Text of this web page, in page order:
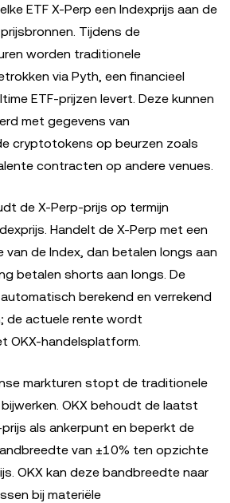
ETF X-Perp een Indexprijs aan de
Tijdens de
worden traditionele
via Pyth, een financieel
ETF-prijzen levert. Deze kunnen
met gegevens van
cryptotokens op beurzen zoals
contracten op andere venues.
de X-Perp-prijs op termijn
Handelt de X-Perp met een
de Index, dan betalen longs aan
betalen shorts aan longs. De
berekend en verrekend
de actuele rente wordt
OKX-handelsplatform.
markturen stopt de traditionele
OKX behoudt de laatst
als ankerpunt en beperkt de
van ±10% ten opzichte
OKX kan deze bandbreedte naar
bij materiële